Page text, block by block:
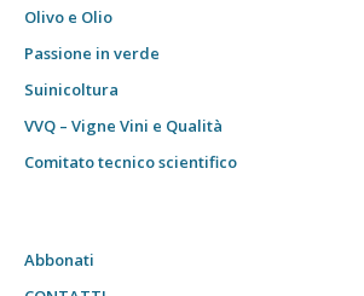
Olivo e Olio
Passione in verde
Suinicoltura
VVQ – Vigne Vini e Qualità
Comitato tecnico scientifico
Abbonati